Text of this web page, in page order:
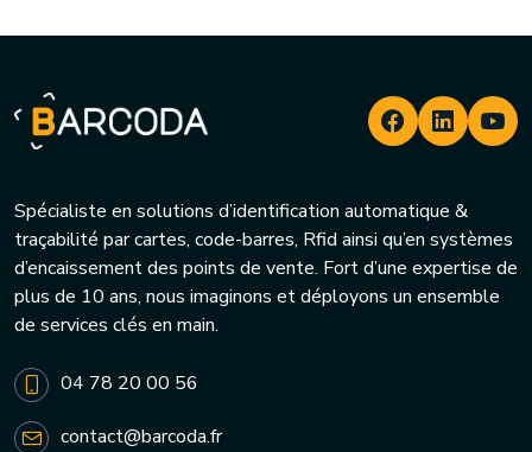
Spécialiste en solutions d’identification automatique &
traçabilité par cartes, code-barres, Rfid ainsi qu’en systèmes
d’encaissement des points de vente. Fort d’une expertise de
plus de 10 ans, nous imaginons et déployons un ensemble
de services clés en main.
04 78 20 00 56
contact@barcoda.fr